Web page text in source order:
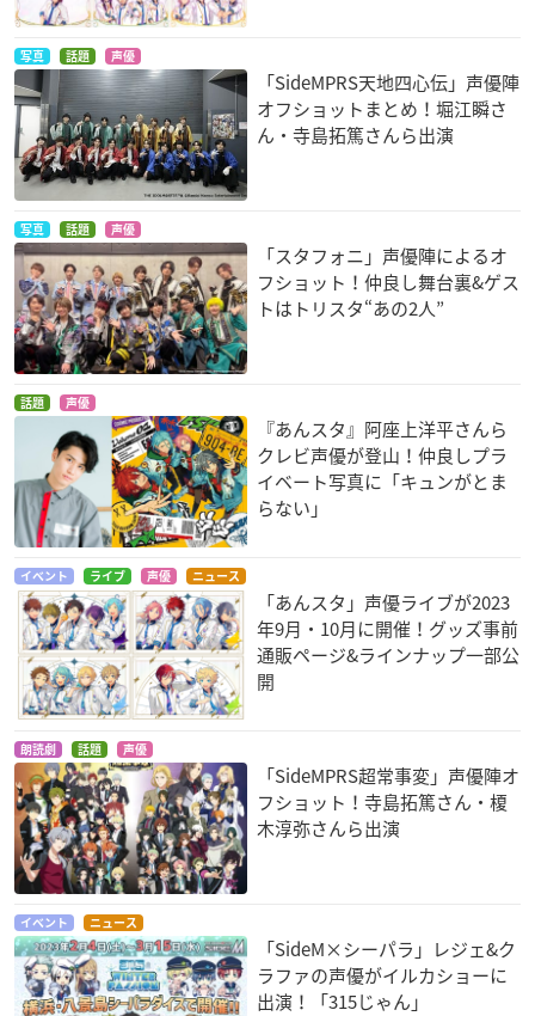
写真 話題 声優
「SideMPRS天地四心伝」声優陣
オフショットまとめ！堀江瞬さ
ん・寺島拓篤さんら出演
写真 話題 声優
「スタフォニ」声優陣によるオ
フショット！仲良し舞台裏&ゲス
トはトリスタ“あの2人”
話題 声優
『あんスタ』阿座上洋平さんら
クレビ声優が登山！仲良しプラ
イベート写真に「キュンがとま
らない」
イベント ライブ 声優 ニュース
「あんスタ」声優ライブが2023
年9月・10月に開催！グッズ事前
通販ページ&ラインナップ一部公
開
朗読劇 話題 声優
「SideMPRS超常事変」声優陣オ
フショット！寺島拓篤さん・榎
木淳弥さんら出演
イベント ニュース
「SideM×シーパラ」レジェ&ク
ラファの声優がイルカショーに
出演！「315じゃん」